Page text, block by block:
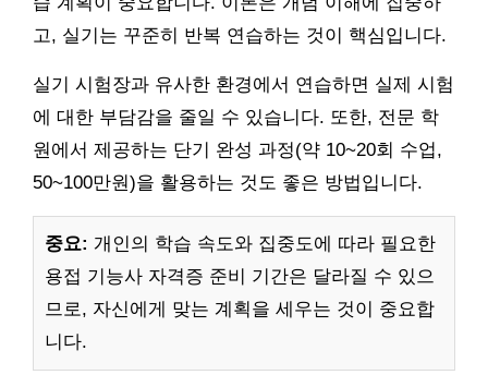
고, 실기는 꾸준히 반복 연습하는 것이 핵심입니다.
실기 시험장과 유사한 환경에서 연습하면 실제 시험
에 대한 부담감을 줄일 수 있습니다. 또한, 전문 학
원에서 제공하는 단기 완성 과정(약 10~20회 수업,
50~100만원)을 활용하는 것도 좋은 방법입니다.
중요: 개인의 학습 속도와 집중도에 따라 필요한
용접 기능사 자격증 준비 기간은 달라질 수 있으
므로, 자신에게 맞는 계획을 세우는 것이 중요합
니다.